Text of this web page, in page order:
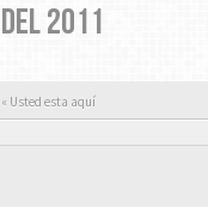
2011
« Usted esta aquí